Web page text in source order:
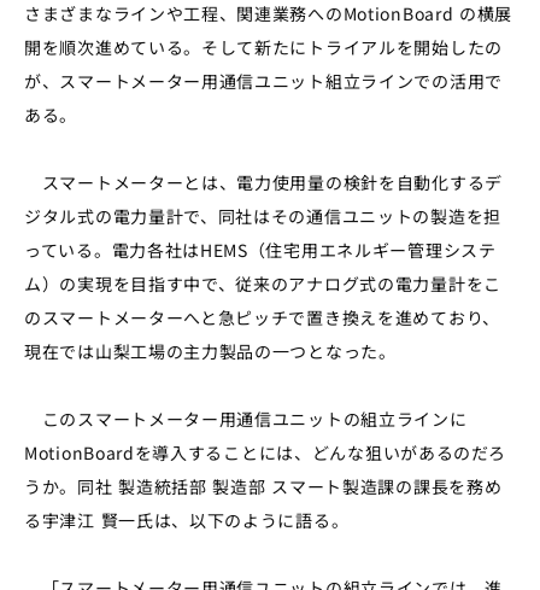
さまざまなラインや工程、関連業務へのMotionBoard の横展
開を順次進めている。そして新たにトライアルを開始したの
が、スマートメーター用通信ユニット組立ラインでの活用で
ある。
スマートメーターとは、電力使用量の検針を自動化するデ
ジタル式の電力量計で、同社はその通信ユニットの製造を担
っている。電力各社はHEMS（住宅用エネルギー管理システ
ム）の実現を目指す中で、従来のアナログ式の電力量計をこ
のスマートメーターへと急ピッチで置き換えを進めており、
現在では山梨工場の主力製品の一つとなった。
このスマートメーター用通信ユニットの組立ラインに
MotionBoardを導入することには、どんな狙いがあるのだろ
うか。同社 製造統括部 製造部 スマート製造課の課長を務め
る宇津江 賢一氏は、以下のように語る。